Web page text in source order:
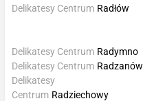
Delikatesy Centrum Radłów
Delikatesy Centrum Radymno
Delikatesy Centrum Radzanów
Delikatesy
Centrum Radziechowy